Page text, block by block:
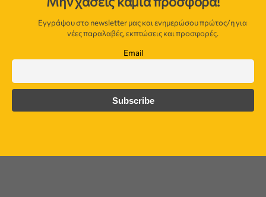
Εγγράψου στο newsletter μας και ενημερώσου πρώτος/η για
νέες παραλαβές, εκπτώσεις και προσφορές.
Email